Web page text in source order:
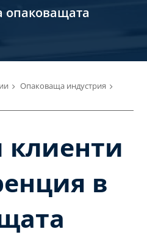
опаковащата
Опаковаща индустрия
клиенти
в